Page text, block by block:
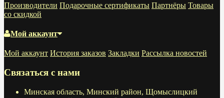
Производители Подарочные сертификаты Партнёры Товары
со скидкой
Мой аккаунт
Мой аккаунт История заказов Закладки Рассылка новостей
Связаться с нами
Минская область, Минский район, Щомыслицкий